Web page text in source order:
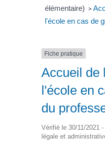
élémentaire) >
l'école en cas de
Fiche pratique
Accueil de
l'école en
du
Vérifié le 30/11/2021
légale et